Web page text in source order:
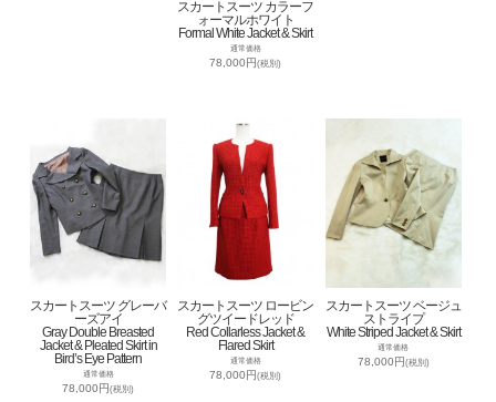
スカートスーツ カラーフ
ォーマルホワイト
Formal White Jacket & Skirt
通常価格
78,000円(税別)
スカートスーツ グレーバ
ーズアイ
Gray Double Breasted
Jacket & Pleated Skirt in
Bird’s Eye Pattern
通常価格
78,000円(税別)
スカートスーツ ロービン
グツイードレッド
Red Collarless Jacket &
Flared Skirt
通常価格
78,000円(税別)
スカートスーツ ベージュ
ストライプ
White Striped Jacket & Skirt
通常価格
78,000円 (税別)